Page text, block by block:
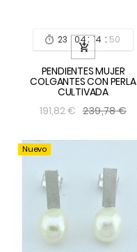
 23 :04: 14 : 49

PENDIENTES MUJER
COLGANTES CON PERLA
CULTIVADA
191,82 € 239,78 €
Nuevo